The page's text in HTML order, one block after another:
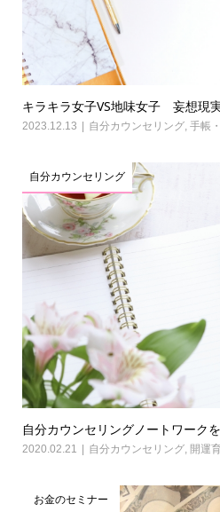
キラキラ女子VS地味女子 妄想現
2023.12.13 自分カウンセリング, 手帳
自分カウンセリング
自分カウンセリングノートワーク
2020.02.21 自分カウンセリング, 開運
お金のセミナー